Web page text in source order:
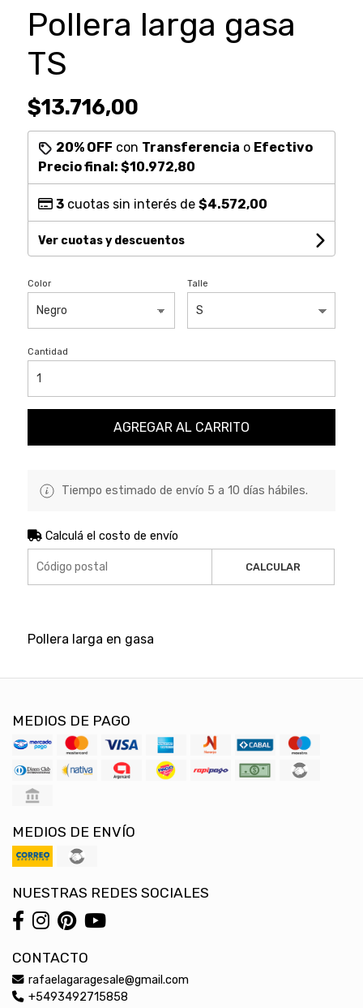
Pollera larga gasa
TS
$13.716,00
20% OFF con Transferencia o Efectivo
Precio final: $10.972,80
3cuotas sin interés de $4.572,00
Ver cuotas y descuentos
Color Talle
Cantidad
AGREGAR AL CARRITO
Tiempo estimado de envío 5 a 10 días hábiles.
Calculá el costo de envío
CALCULAR
Pollera larga en gasa
MEDIOS DE PAGO
MEDIOS DE ENVÍO
NUESTRAS REDES SOCIALES
CONTACTO
rafaelagaragesale@gmail.com
+5493492715858